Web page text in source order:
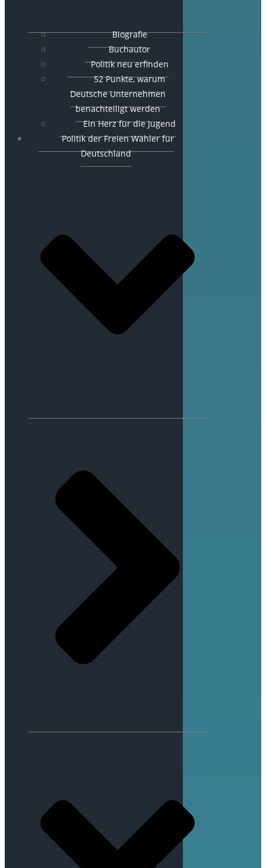
Biografie
Buchautor
Politik neu erfinden
52 Punkte, warum
Deutsche Unternehmen
benachteiligt werden
Ein Herz für die Jugend
Politik der Freien Wähler für
Deutschland